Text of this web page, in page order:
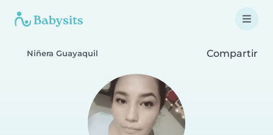
Niñera Guayaquil Compartir